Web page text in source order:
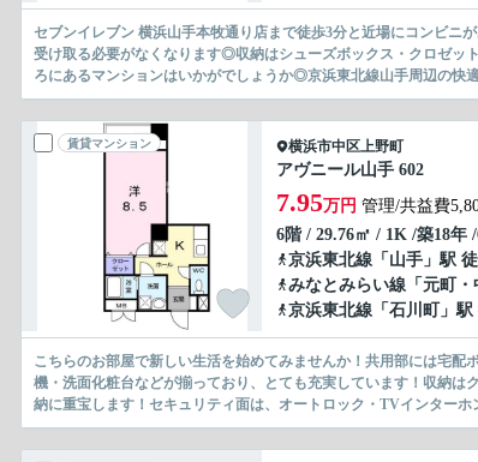
セブンイレブン 横浜山手本牧通り店まで徒歩3分と近場にコンビ
受け取る必要がなくなります◎収納はシューズボックス・クロゼッ
ろにあるマンションはいかがでしょうか◎京浜東北線山手周辺の快
賃貸マンション 横浜市中区上野町
アヴニール山手 602
7.95万円 管理/共益費
6階 / 29.76㎡ / 1K /築18年
京浜東北線 「 山手 」駅
みなとみらい線 「 元町・
京浜東北線 「 石川町 」
こちらのお部屋で新しい生活を始めてみませんか！共用部には宅
機・洗面化粧台などが揃っており、とても充実しています！収納
納に重宝します！セキュリティ面は、オートロック・TVインター